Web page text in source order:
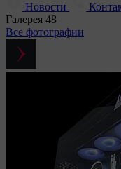
Новости
Галерея 48
Все фотографии